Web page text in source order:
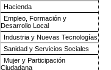
Hacienda
Empleo, Formación y
Desarrollo Local
Industria y Nuevas Tecnologías
Sanidad y Servicios Sociales
Mujer y Participación
Ciudadana